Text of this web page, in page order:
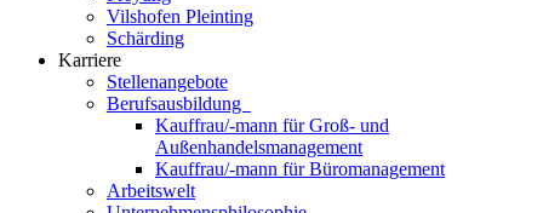
Vilshofen Pleinting
Schärding
Karriere
Stellenangebote
Berufsausbildung
Kauffrau/-mann für Groß- und
Außenhandelsmanagement
Kauffrau/-mann für Büromanagement
Arbeitswelt